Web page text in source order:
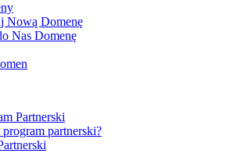
Nową Domenę
Nas Domenę
Partnerski
program partnerski?